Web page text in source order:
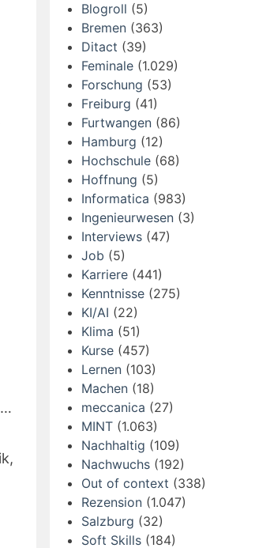
Blogroll (5)
Bremen (363)
Ditact (39)
Feminale (1.029)
Forschung (53)
Freiburg (41)
Furtwangen (86)
Hamburg (12)
Hochschule (68)
Hoffnung (5)
Informatica (983)
Ingenieurwesen (3)
Interviews (47)
Job (5)
Karriere (441)
Kenntnisse (275)
KI/AI (22)
Klima (51)
Kurse (457)
Lernen (103)
Machen (18)
meccanica (27)
MINT (1.063)
Nachhaltig (109)
Nachwuchs (192)
Out of context (338)
Rezension (1.047)
Salzburg (32)
Soft Skills (184)